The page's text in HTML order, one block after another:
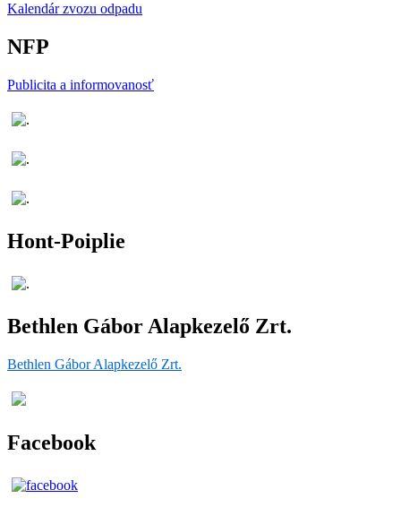
Kalendár zvozu odpadu
NFP
Publicita a informovanosť
Hont-Poiplie
Bethlen Gábor Alapkezelő Zrt.
Bethlen Gábor Alapkezelő Zrt.
Facebook